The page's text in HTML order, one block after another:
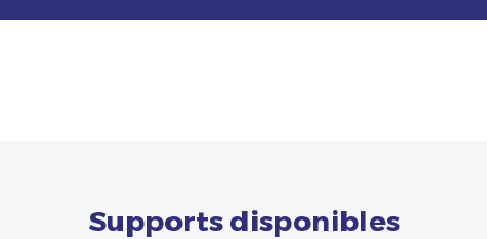
Supports disponibles